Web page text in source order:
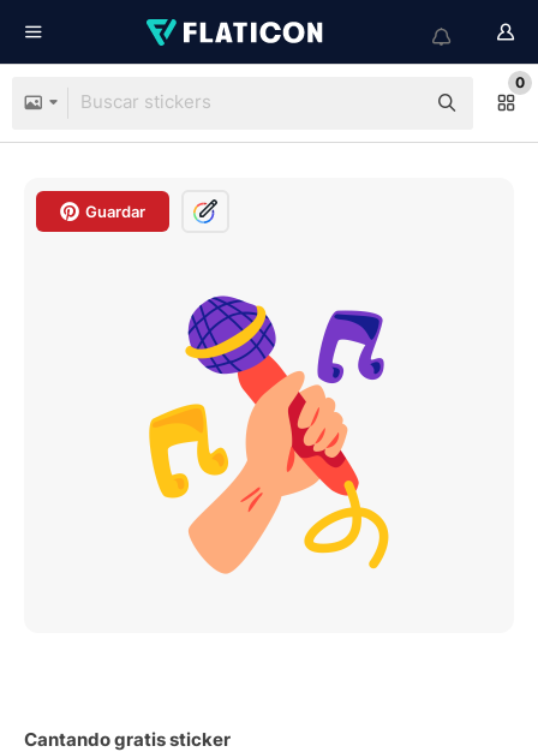
0
Guardar
Cantando gratis sticker